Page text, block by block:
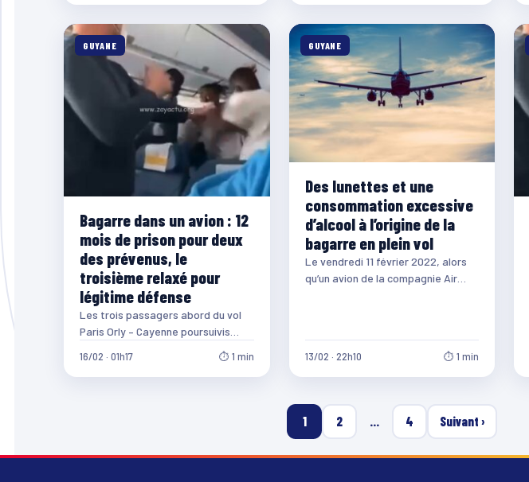
GUYANE
Bagarre dans un avion : 12
mois de prison pour deux
des prévenus, le
troisième relaxé pour
légitime défense
Les trois passagers abord du vol
Paris Orly – Cayenne poursuivis
pour « violences aggravées » ont
été…
16/02 · 01h17 ⏱ 1 min
GUYANE
Des lunettes et une
consommation excessive
d’alcool à l’origine de la
bagarre en plein vol
Le vendredi 11 février 2022, alors
qu’un avion de la compagnie Air
13/02 · 22h10 ⏱ 1 min
1 2 … 4 Suivant ›